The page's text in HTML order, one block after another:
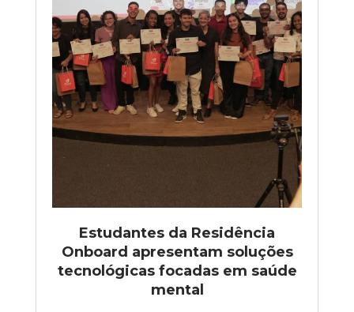
Estudantes da Residência
Onboard apresentam soluções
tecnológicas focadas em saúde
mental